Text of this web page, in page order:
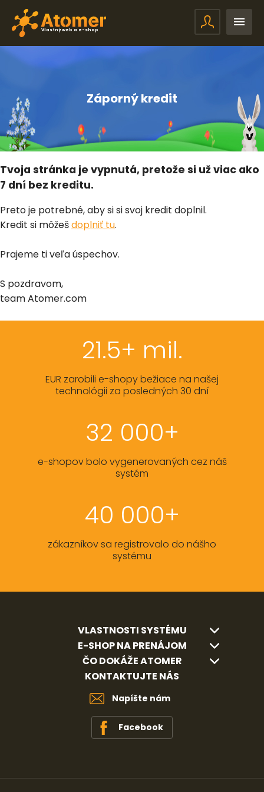
Vlastný web a e-shop
Záporný kredit
Tvoja stránka je vypnutá, pretože si už viac ako
7 dní bez kreditu.
Preto je potrebné, aby si si svoj kredit doplnil.
Kredit si môžešdoplniť tu.
Prajeme ti veľa úspechov.
S pozdravom,
team Atomer.com
21.5+ mil.
EUR zarobili e-shopy bežiace na našej
technológii za posledných 30 dní
32 000+
e-shopov bolo vygenerovaných cez náš
systém
40 000+
zákazníkov sa registrovalo do nášho
systému
VLASTNOSTI SYSTÉMU
E-SHOP NA PRENÁJOM
ČO DOKÁŽE ATOMER
KONTAKTUJTE NÁS
Napíšte nám
Facebook